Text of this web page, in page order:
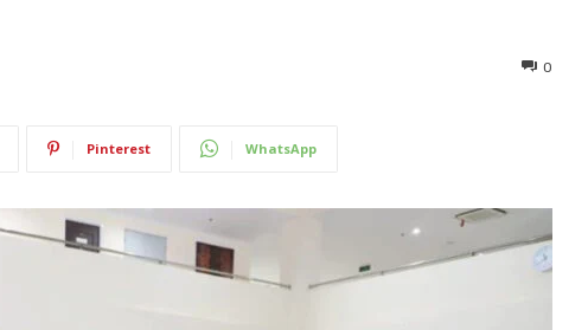
0
Pinterest WhatsApp